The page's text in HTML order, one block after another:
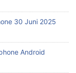
30 Juni 2025
Android